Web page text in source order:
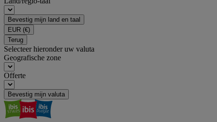
Bevestig mijn land en taal
EUR (€)
Terug
Selecteer hieronder uw valuta
Geografische zone
Offerte
Bevestig mijn valuta